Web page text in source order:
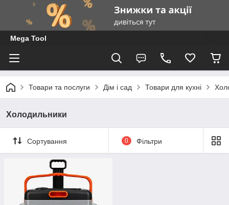
Mega Tool
Товари та послуги Дім і сад Товари для кухні
Холодильники
Сортування 0 Фільтри